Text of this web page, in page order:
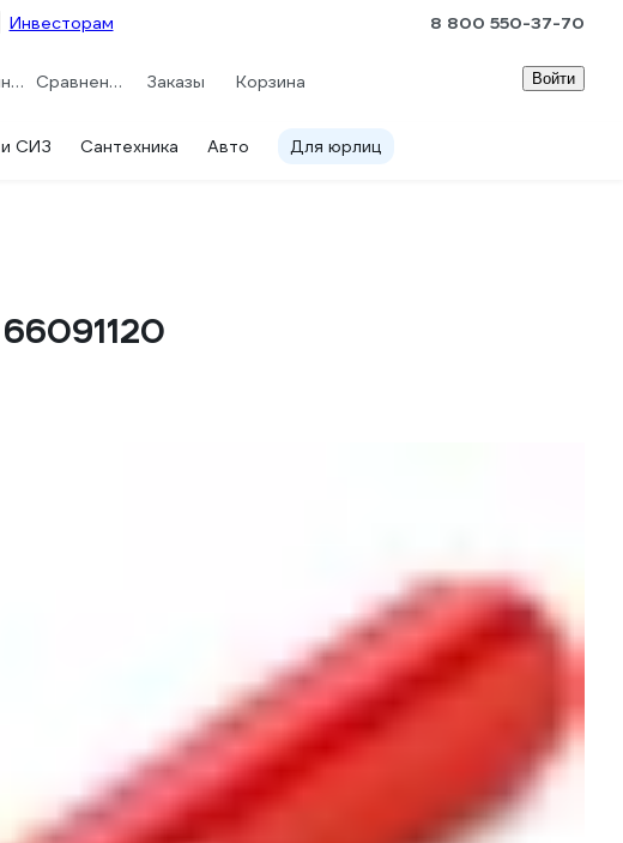
Инвесторам 8 800 550-37-70
Избранное Сравнение Заказы Корзина Войти
СИЗ Сантехника Авто Для юрлиц